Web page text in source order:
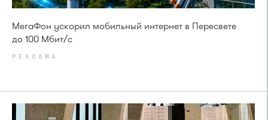
МегаФон ускорил мобильный интернет в Пересвете
до 100 Мбит/с
РЕКЛАМА